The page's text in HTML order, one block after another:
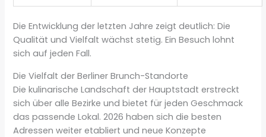
Die Entwicklung der letzten Jahre zeigt deutlich: Die
Qualität und Vielfalt wächst stetig. Ein Besuch lohnt
sich auf jeden Fall.
Die Vielfalt der Berliner Brunch-Standorte
Die kulinarische Landschaft der Hauptstadt erstreckt
sich über alle Bezirke und bietet für jeden Geschmack
das passende Lokal. 2026 haben sich die besten
Adressen weiter etabliert und neue Konzepte